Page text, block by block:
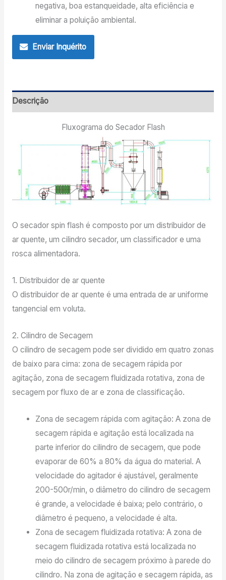
negativa, boa estanqueidade, alta eficiência e
eliminar a poluição ambiental.
Enviar Inquérito
Descrição
Fluxograma do Secador Flash
O secador spin flash é composto por um distribuidor de
ar quente, um cilindro secador, um classificador e uma
rosca alimentadora.
1. Distribuidor de ar quente
O distribuidor de ar quente é uma entrada de ar uniforme
tangencial em voluta.
2. Cilindro de Secagem
O cilindro de secagem pode ser dividido em quatro zonas
de baixo para cima: zona de secagem rápida por
agitação, zona de secagem fluidizada rotativa, zona de
secagem por fluxo de ar e zona de classificação.
Zona de secagem rápida com agitação: A zona de
secagem rápida e agitação está localizada na
parte inferior do cilindro de secagem, que pode
evaporar de 60% a 80% da água do material. A
velocidade do agitador é ajustável, geralmente
200-500r/min, o diâmetro do cilindro de secagem
é grande, a velocidade é baixa; pelo contrário, o
diâmetro é pequeno, a velocidade é alta.
Zona de secagem fluidizada rotativa: A zona de
secagem fluidizada rotativa está localizada no
meio do cilindro de secagem próximo à parede do
cilindro. Na zona de agitação e secagem rápida, as